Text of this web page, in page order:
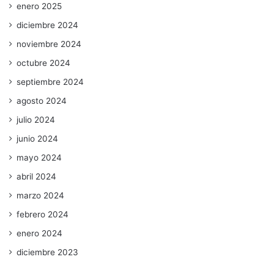
enero 2025
diciembre 2024
noviembre 2024
octubre 2024
septiembre 2024
agosto 2024
julio 2024
junio 2024
mayo 2024
abril 2024
marzo 2024
febrero 2024
enero 2024
diciembre 2023